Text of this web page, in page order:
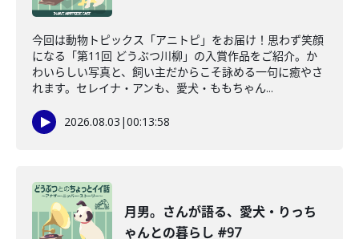
今回は動物トピックス「アニトピ」をお届け！思わず笑顔
になる「第11回 どうぶつ川柳」の入賞作品をご紹介。か
わいらしい写真と、飼い主だからこそ詠める一句に癒やさ
れます。セレイナ・アンも、愛犬・ももちゃん...
2026.08.03 |00:13:58
月男。さんが語る、愛犬・りっち
ゃんとの暮らし #97